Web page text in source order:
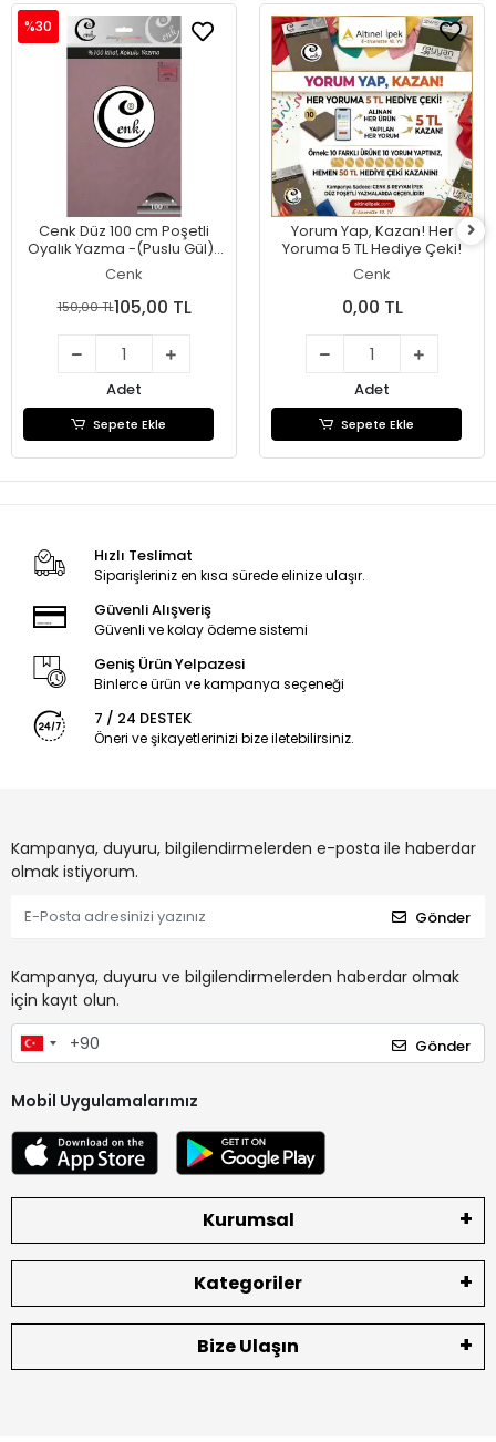
Cenk Düz 100 cm Poşetli
Oyalık Yazma -(Puslu Gül)-
(301-076)
Cenk
%30
150,00 TL105,00 TL
Adet
Sepete Ekle
Yorum Yap, Kazan! Her
Yoruma 5 TL Hediye Çeki!
Cenk
0,00 TL
Adet
Sepete Ekle
Hızlı Teslimat
Siparişleriniz en kısa sürede elinize ulaşır.
Güvenli Alışveriş
Güvenli ve kolay ödeme sistemi
Geniş Ürün Yelpazesi
Binlerce ürün ve kampanya seçeneği
7 / 24 DESTEK
Öneri ve şikayetlerinizi bize iletebilirsiniz.
Kampanya, duyuru, bilgilendirmelerden e-posta ile haberdar
olmak istiyorum.
Gönder
Kampanya, duyuru ve bilgilendirmelerden haberdar olmak
için kayıt olun.
Gönder
Mobil Uygulamalarımız
Kurumsal
Kategoriler
Bize Ulaşın